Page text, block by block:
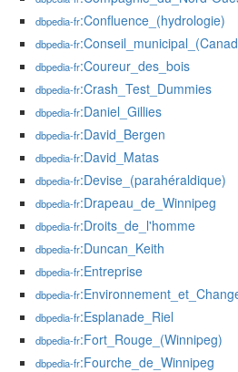
dbpedia-fr:Confluence_(hydrologie)
dbpedia-fr
dbpedia-fr:Coureur_des_bois
dbpedia-fr:Crash_Test_Dummies
dbpedia-fr:Daniel_Gillies
dbpedia-fr:David_Bergen
dbpedia-fr:David_Matas
dbpedia-fr:Devise_(parahéraldique)
dbpedia-fr:Drapeau_de_Winnipeg
dbpedia-fr:Droits_de_l'homme
dbpedia-fr:Duncan_Keith
dbpedia-fr:Entreprise
dbpedia-fr
dbpedia-fr:Esplanade_Riel
dbpedia-fr:Fort_Rouge_(Winnipeg)
dbpedia-fr:Fourche_de_Winnipeg